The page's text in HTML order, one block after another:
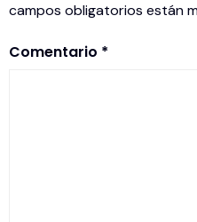
campos obligatorios están
Comentario *